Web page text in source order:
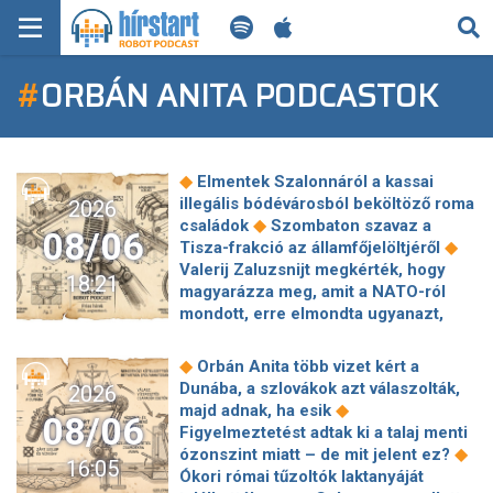
KERESÉS
KEZDŐLAP
FRISS HÍREK
TECH HÍREK
FILM-ZENE-SZÓRAKOZÁS
PLAYLIST
MI AZ A ROBOT PODCAST?
#ORBÁN ANITA PODCASTOK
2026
08/06
18:21
◆ Elmentek Szalonnáról a kassai
illegális bódévárosból beköltöző roma
családok ◆ Szombaton szavaz a
Tisza-frakció az államfőjelöltjéről ◆
Valerij Zaluzsnijt megkérték, hogy
magyarázza meg, amit a NATO-ról
mondott, erre elmondta ugyanazt,
kötött szerződéseket a HM cége a
Lounge Eventtel, a miniszter
feljelentést tett ◆Orbán Anita
megkérte a szlovák kormányt, hogy
segítse a magyar vízellátást ◆Forró
augusztus: gátja lehet az uniós
2026
08/06
16:05
◆ Orbán Anita több vizet kért a
Dunába, a szlovákok azt válaszolták,
majd adnak, ha esik ◆
Figyelmeztetést adtak ki a talaj menti
ózonszint miatt – de mit jelent ez? ◆
Ókori római tűzoltók laktanyáját